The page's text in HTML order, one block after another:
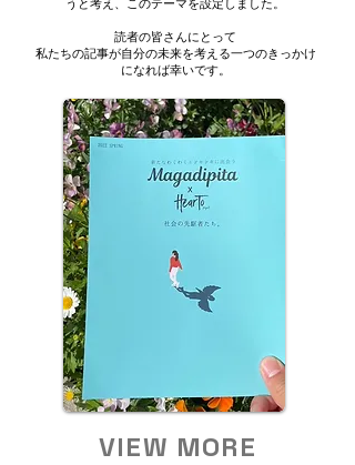
読者の皆さんにとって
私たちの記事が自分の未来を考える一つのきっかけ
になれば幸いです。
VIEW MORE